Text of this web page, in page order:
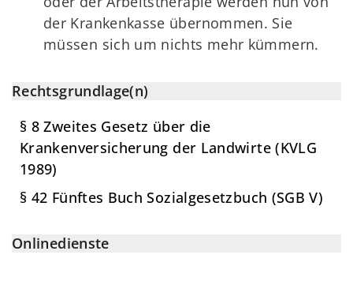
der Krankenkasse übernommen. Sie
müssen sich um nichts mehr kümmern.
Rechtsgrundlage(n)
§ 8 Zweites Gesetz über die
Krankenversicherung der Landwirte (KVLG
1989)
§ 42 Fünftes Buch Sozialgesetzbuch (SGB V)
Onlinedienste